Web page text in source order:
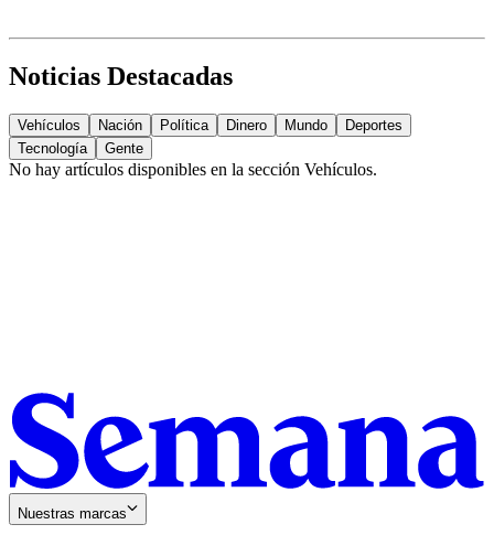
Noticias Destacadas
Vehículos Nación Política Dinero Mundo
Deportes
Tecnología
Gente
No hay artículos disponibles en la sección Vehículos.
Nuestras marcas